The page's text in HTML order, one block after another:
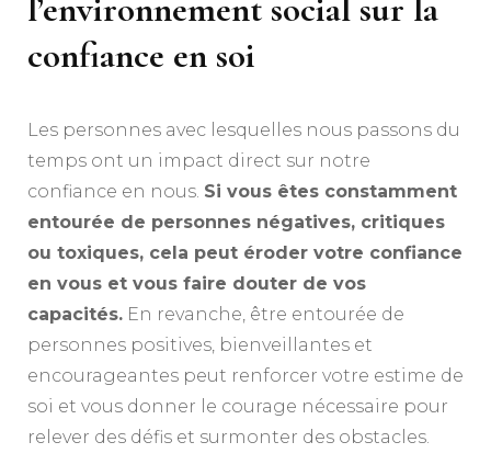
l’environnement social sur la
confiance en soi
Les personnes avec lesquelles nous passons du
temps ont un impact direct sur notre
confiance en nous. Si vous êtes constamment
entourée de personnes négatives, critiques
ou toxiques, cela peut éroder votre confiance
en vous et vous faire douter de vos
capacités. En revanche, être entourée de
personnes positives, bienveillantes et
encourageantes peut renforcer votre estime de
soi et vous donner le courage nécessaire pour
relever des défis et surmonter des obstacles.